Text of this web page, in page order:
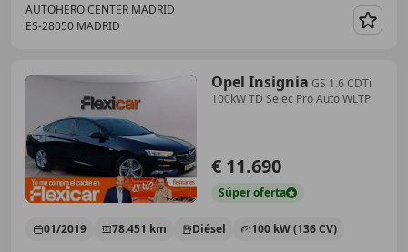
AUTOHERO CENTER MADRID
ES-28050 MADRID
Opel Insignia GS 1.6 CDTi
100kW TD Selec Pro Auto WLTP
€ 11.690
Súperoferta
01/2019 78.451 km Diésel 100 kW (136 CV)